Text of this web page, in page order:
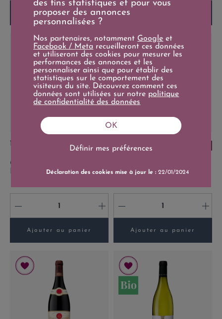
Ajouter au panier
Prix
16,95 € 17+/20
César 2020 - Domaine
Roche-Audran
- +
Ajouter au panier
Prix
25,90 €
75cl
- +
Ajouter au panier
des fins statistiques et pour vous
proposer des annonces
personnalisées ?
Nos partenaires, notamment Google et
Facebook / Meta recueilleront ces données
et utiliseront des cookies pour mesurer les
performances des annonces et les
personnaliser ainsi que pour établir des
statistiques sur le comportement des
visiteurs du site. Découvrez comment ces
données sont utilisées sur notre politique
de confidentialité des données
Définir mes préférences
OK
Déclaration des cookies mise à jour le :22/01/2024